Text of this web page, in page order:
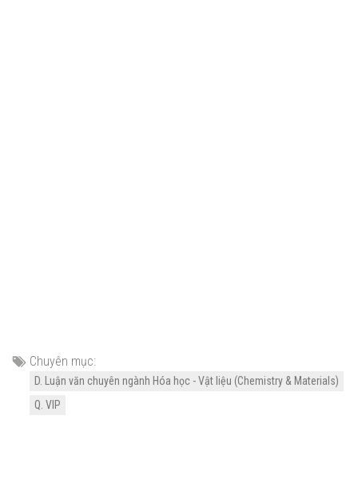
Chuyên mục:
D. Luận văn chuyên ngành Hóa học - Vật liệu (Chemistry & Materials)
Q. VIP